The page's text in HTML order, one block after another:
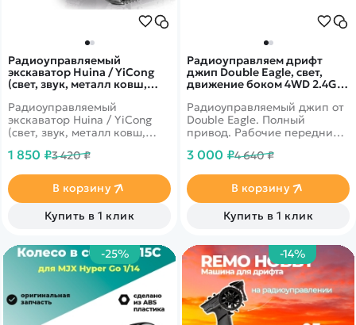
Радиоуправляемый
экскаватор Huina / YiCong
(свет, звук, металл ковш,
Радиоуправляемый
экскаватор Huina / YiCong
(свет, звук, металл ковш,
копия настоящего
пример современной и
функциональной
строительной техники для
детей. Модель подходит для
домашней стройке и на
улице, так как основа
передвижения - это
1 850 ₽3 420 ₽
В корзину
Купить в 1 клик
Радиоуправляем дрифт
джип Double Eagle, свет,
движение боком 4WD 2.4G
Радиоуправляемый джип от
Double Eagle. Полный
привод. Рабочие передние
Вращение на 360 градусов,
3 000 ₽4 640 ₽
В корзину
Купить в 1 клик
-25% -14%